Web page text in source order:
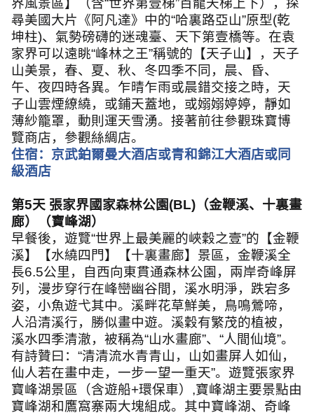
界風景區】（含“世界第壹梯”百龍天梯上下），探
尋美國大片《阿凡達》中的“哈裏路亞山”原型(乾
坤柱)、氣勢磅礴的迷魂臺、天下第壹橋等。在袁
家界可以遠眺“峰林之王”稱號的【天子山】，天子
山美景，春、夏、秋、冬四季不同，晨、昏、
午、夜四時各異。乍晴乍雨或晨錯交接之時，天
子山雲煙繚繞，或鋪天蓋地，或嫋嫋婷婷，靜如
薄紗籠罩，動則運天雪湧。接著前往參觀珠寶博
覽商店，參觀絲綢店。
住宿：京武鉑爾曼大酒店或青和錦江大酒店或同
級酒店
第5天 張家界國家森林公園(BL) （金鞭溪、十裏畫
廊）（寶峰湖）
早餐後，遊覽“世界上最美麗的峽穀之壹”的【金鞭
溪】【水繞四門】【十裏畫廊】景區，金鞭溪全
長6.5公里，自西向東貫通森林公園，兩岸奇峰屏
列，漫步穿行在峰巒幽谷間，溪水明淨，跌宕多
姿，小魚遊弋其中。溪畔花草鮮美，鳥鳴鶯啼，
人沿清溪行，勝似畫中遊。溪穀有繁茂的植被，
溪水四季清澈，被稱為“山水畫廊”、 “人間仙境”。
有詩贊曰： “清清流水青青山，山如畫屏人如仙，
仙人若在畫中走，一步一望一重天”。遊覽張家界
寶峰湖景區（含遊船+環保車） ,寶峰湖主要景點由
寶峰湖和鷹窩寨兩大塊組成。其中寶峰湖、奇峰